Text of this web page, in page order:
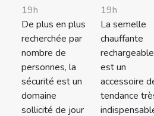
19h
De plus en plus
recherchée par
nombre de
personnes, la
sécurité est un
domaine
sollicité de jour
19h
La semelle
chauffante
rechargeable
est un
accessoire
tendance